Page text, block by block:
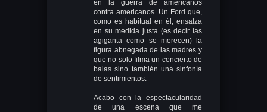
en la guerra de americanos
contra americanos. Un Ford que,
como es habitual en él, ensalza
en su medida justa (es decir las
agiganta como se merecen) la
figura abnegada de las madres y
que no solo filma un concierto de
balas sino también una sinfonía
de sentimientos.
Acabo con la espectacularidad
de una escena que me